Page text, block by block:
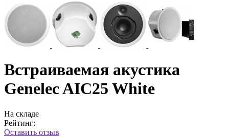
Встраиваемая акустика
Genelec AIC25 White
На складе
Рейтинг:
Оставить отзыв